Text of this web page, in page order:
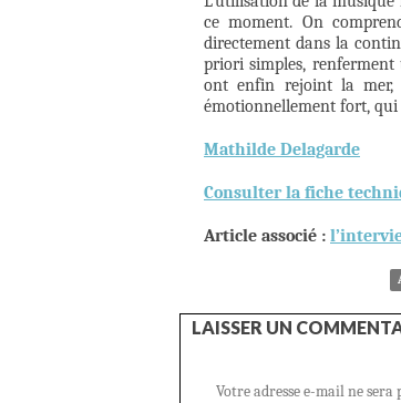
ce moment. On
directement dans la
priori simples, renferment
ont enfin rejoint la
émotionnellement fort, qui
Mathilde Delagarde
Consulter la fiche
Article associé :
LAISSER UN
Votre adresse e-mail ne sera